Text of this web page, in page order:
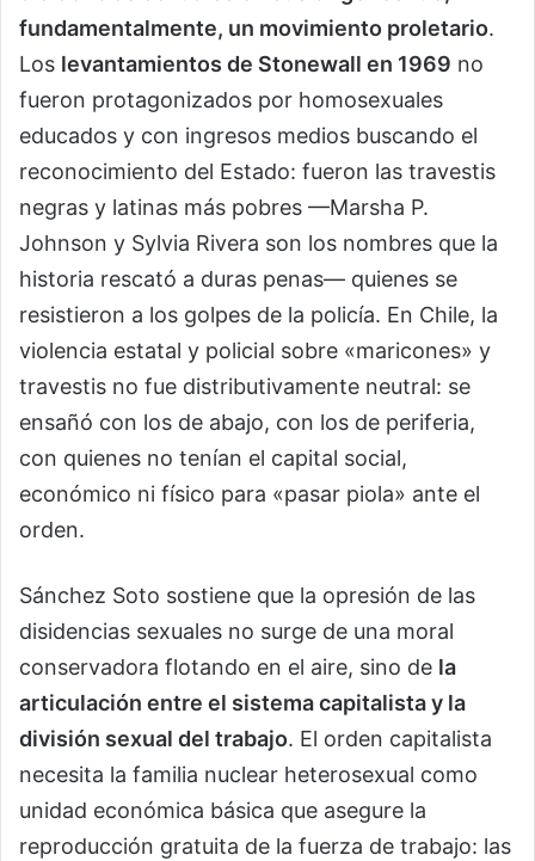
fundamentalmente, un movimiento proletario.
Los levantamientos de Stonewall en 1969 no
fueron protagonizados por homosexuales
educados y con ingresos medios buscando el
reconocimiento del Estado: fueron las travestis
negras y latinas más pobres —Marsha P.
Johnson y Sylvia Rivera son los nombres que la
historia rescató a duras penas— quienes se
resistieron a los golpes de la policía. En Chile, la
violencia estatal y policial sobre «maricones» y
travestis no fue distributivamente neutral: se
ensañó con los de abajo, con los de periferia,
con quienes no tenían el capital social,
económico ni físico para «pasar piola» ante el
orden.
Sánchez Soto sostiene que la opresión de las
disidencias sexuales no surge de una moral
conservadora flotando en el aire, sino de la
articulación entre el sistema capitalista y la
división sexual del trabajo. El orden capitalista
necesita la familia nuclear heterosexual como
unidad económica básica que asegure la
reproducción gratuita de la fuerza de trabajo: las